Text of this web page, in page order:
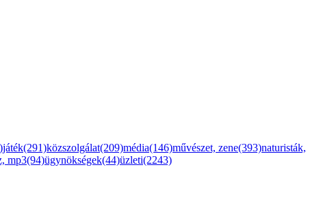
játék(291)közszolgálat(209)média(146)művészet, zene(393)naturisták,
mp3(94)ügynökségek(44)üzleti(2243)